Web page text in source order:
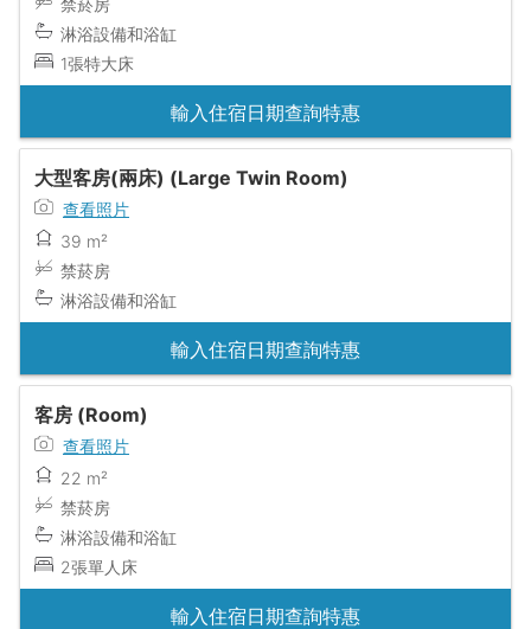
禁菸房
淋浴設備和浴缸
1張特大床
輸入住宿日期查詢特惠
大型客房(兩床) (Large Twin Room)
查看照片
39 m²
禁菸房
淋浴設備和浴缸
輸入住宿日期查詢特惠
客房 (Room)
查看照片
22 m²
禁菸房
淋浴設備和浴缸
2張單人床
輸入住宿日期查詢特惠